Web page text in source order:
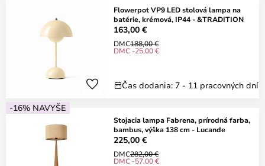
Flowerpot VP9 LED stolová lampa na
batérie, krémová, IP44 - &TRADITION
163,00 €
DMC188,00 €
DMC -25,00 €
Čas dodania: 7 - 11 pracovných dní
-16% NAVYŠE
Stojacia lampa Fabrena, prírodná farba,
bambus, výška 138 cm - Lucande
225,00 €
DMC282,00 €
DMC -57,00 €